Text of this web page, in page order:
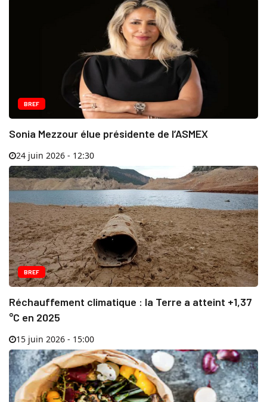
BREF
Sonia Mezzour élue présidente de l’ASMEX
24 juin 2026 - 12:30
BREF
Réchauffement climatique : la Terre a atteint +1,37
°C en 2025
15 juin 2026 - 15:00